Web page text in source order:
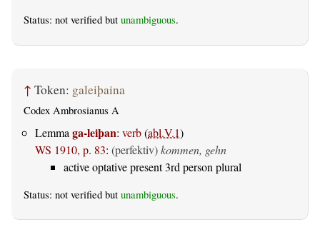
Status: not verified but unambiguous.
↑ Token: galeiþaina
Codex Ambrosianus A
Lemma ga-leiþan: verb(abl.V.1)
WS 1910, p. 83: (perfektiv)kommen, gehn
active optative present 3rd person plural
Status: not verified but unambiguous.